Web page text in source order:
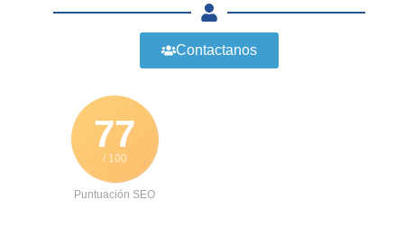
Contactanos
77
/ 100
Puntuación SEO